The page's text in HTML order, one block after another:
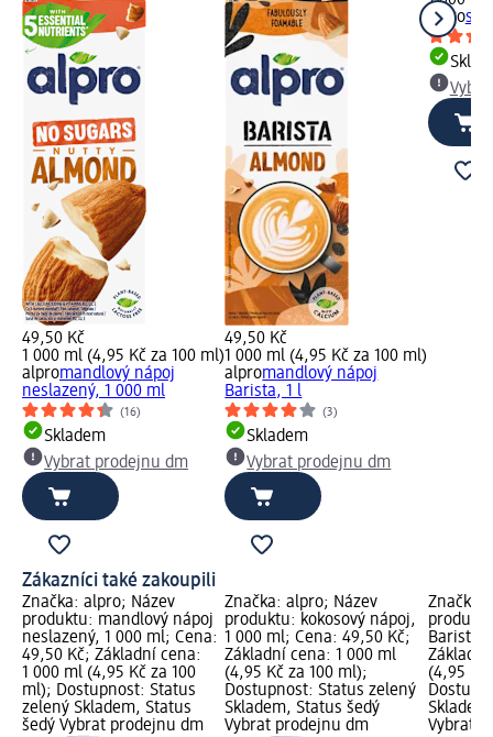
49,50 Kč
1 000 ml (4,95 Kč za 100 ml)
alpromandlový nápoj
neslazený, 1 000 ml
(16)
Skladem
Vybrat prodejnu dm
49,50 Kč
1 000 ml (4,95 Kč za 100 ml)
alpromandlový nápoj
Barista, 1 l
(3)
Skladem
Vybrat prodejnu dm
alpro
Zákazníci také zakoupili
Značka: alpro; Název
produktu: mandlový nápoj
neslazený, 1 000 ml; Cena:
49,50 Kč; Základní cena:
1 000 ml (4,95 Kč za 100
ml); Dostupnost: Status
zelený Skladem, Status
šedý Vybrat prodejnu dm
Značka: alpro; Název
produktu: kokosový nápoj,
1 000 ml; Cena: 49,50 Kč;
Základní cena: 1 000 ml
(4,95 Kč za 100 ml);
Dostupnost: Status zelený
Skladem, Status šedý
Vybrat prodejnu dm
Značka:
Barista,
(4,95 Kč
Vybrat